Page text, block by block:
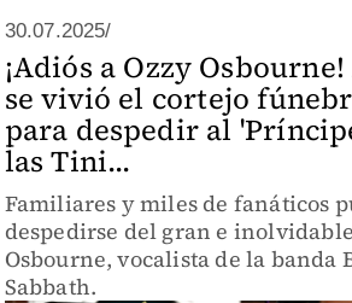
30.07.2025/
¡Adiós a Ozzy
se vivió el cortejo
para despedir al
las Tini...
Familiares y miles de fanáticos
despedirse del gran e
Osbourne, vocalista de la banda
Sabbath.